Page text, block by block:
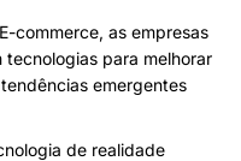
commerce, as empresas
para melhorar
emergentes
de realidade